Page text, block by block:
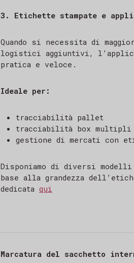
3. Etichette stampate e
Quando si necessita di
logistici aggiuntivi,
pratica e veloce.
Ideale per:
tracciabilità pallet
tracciabilità box multipli
gestione di mercati con
Disponiamo di diversi
base alla grandezza
dedicata qui
Marcatura del sacchetto